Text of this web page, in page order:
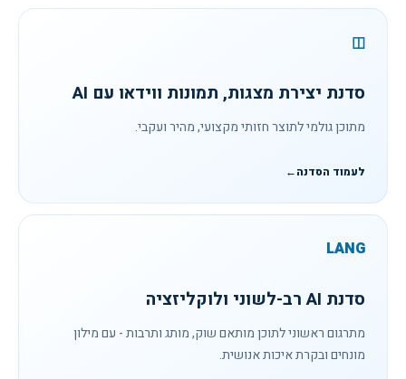
◫
סדנת יצירת מצגות, תמונות ווידאו עם AI
מתוכן גולמי לתוצר חזותי מקצועי, מהיר ועקבי.
לעמוד הסדנה←
LANG
סדנת AI רב-לשוני ולוקליזציה
מתרגום ראשוני לתוכן מותאם שוק, מותג ותרבות - עם מילון
מונחים ובקרת איכות אנושית.